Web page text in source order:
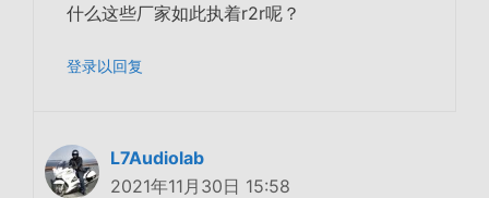
什么这些厂家如此执着r2r呢？
登录以回复
L7Audiolab
2021年11月30日 15:58